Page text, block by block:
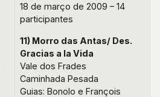
18 de março de 2009 – 14
participantes
11) Morro das Antas/ Des.
Gracias a la Vida
Vale dos Frades
Caminhada Pesada
Guias: Bonolo e François